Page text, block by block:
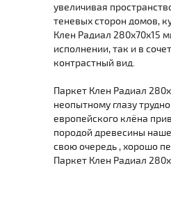
увеличивая
теневых сторон домов,
Клен Радиал 280х70х15
исполнении, так и в
контрастный вид.
Паркет Клен Радиал
неопытному глазу
европейского клёна
породой древесины
свою очередь , хорошо
Паркет Клен Радиал